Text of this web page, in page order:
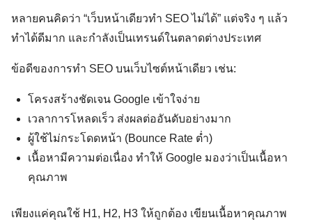
หลายคนคิดว่า “เว็บหน้าเดียวทำ SEO ไม่ได้” แต่จริง ๆ แล้ว
ทำได้ดีมาก และกำลังเป็นเทรนด์ในตลาดต่างประเทศ
ข้อดีของการทำ SEO บนเว็บไซต์หน้าเดียว เช่น:
โครงสร้างชัดเจน Google เข้าใจง่าย
เวลาการโหลดเร็ว ส่งผลต่ออันดับอย่างมาก
ผู้ใช้ไม่กระโดดหน้า (Bounce Rate ต่ำ)
เนื้อหามีความต่อเนื่อง ทำให้ Google มองว่าเป็นเนื้อหา
คุณภาพ
เพียงแค่คุณใช้ H1, H2, H3 ให้ถูกต้อง เขียนเนื้อหาคุณภาพ